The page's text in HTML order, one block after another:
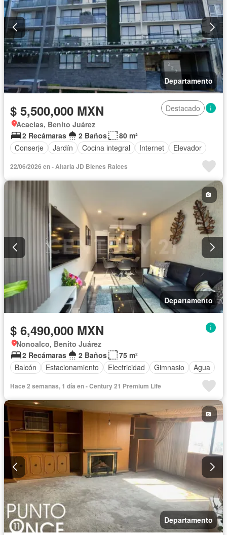
Departamento
$ 5,500,000 MXN
Destacado
Acacias, Benito Juárez
2 Recámaras
2 Baños
80 m²
Conserje
Jardín Cocina integral Internet Elevador
22/06/2026 en - Altaria JD Bienes Raíces
Departamento
$ 6,490,000 MXN
Nonoalco, Benito Juárez
2 Recámaras
2 Baños
75 m²
Balcón
Estacionamiento Electricidad Gimnasio Agua
Hace 2 semanas, 1 día en - Century 21 Premium Life
Departamento